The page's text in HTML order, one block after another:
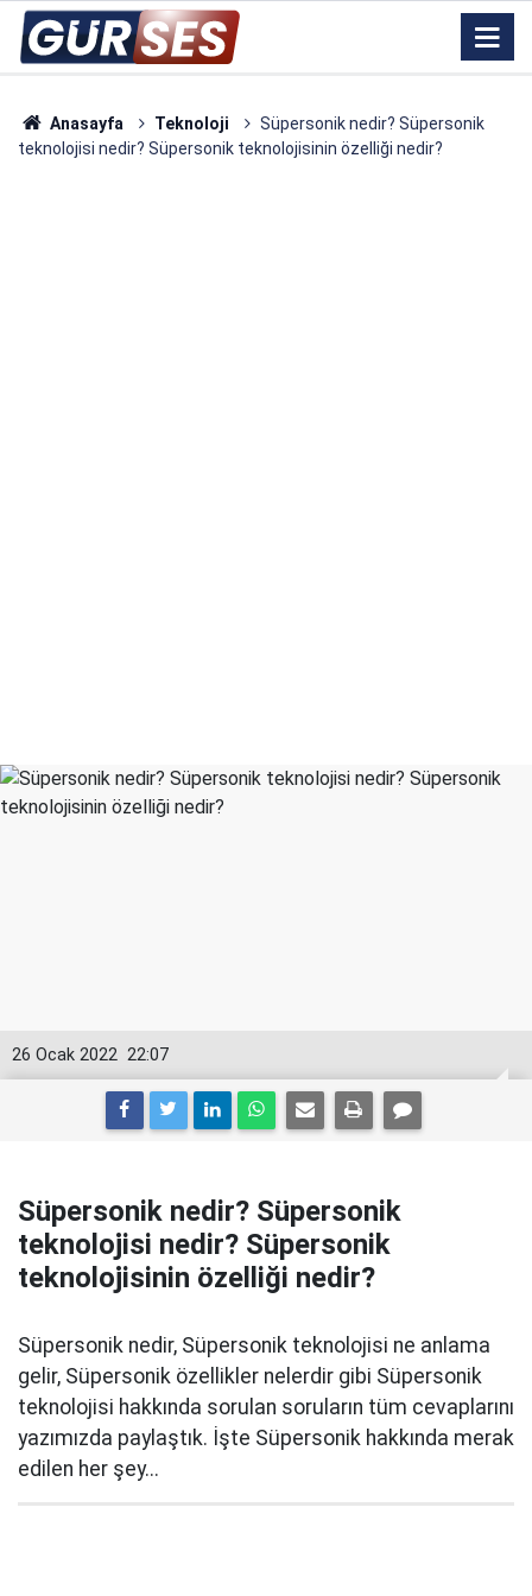
Anasayfa Teknoloji
Süpersonik nedir? Süpersonik
teknolojisi nedir? Süpersonik teknolojisinin özelliği nedir?
22:07
26 Ocak 2022
Süpersonik nedir? Süpersonik
teknolojisi nedir? Süpersonik
teknolojisinin özelliği nedir?
Süpersonik nedir, Süpersonik teknolojisi ne anlama
gelir, Süpersonik özellikler nelerdir gibi Süpersonik
teknolojisi hakkında sorulan soruların tüm cevaplarını
yazımızda paylaştık. İşte Süpersonik hakkında merak
edilen her şey...